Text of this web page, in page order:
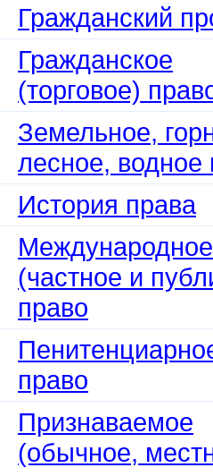
Гражданский
Гражданское
(торговое)
Земельное,
лесное, водное
История права
Международное
(частное и
право
право
Признаваемое
(обычное,